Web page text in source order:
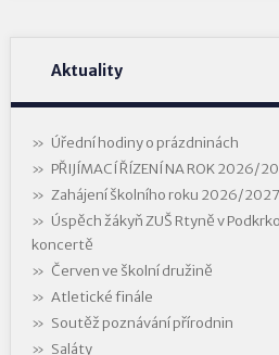
Aktuality
Úřední hodiny o prázdninách
PŘIJÍMACÍ ŘÍZENÍ NA ROK 2026/
Zahájení školního roku 2026/2027
Úspěch žákyň ZUŠ Rtyně v
koncertě
Červen ve školní družině
Atletické finále
Soutěž poznávání přírodnin
Saláty